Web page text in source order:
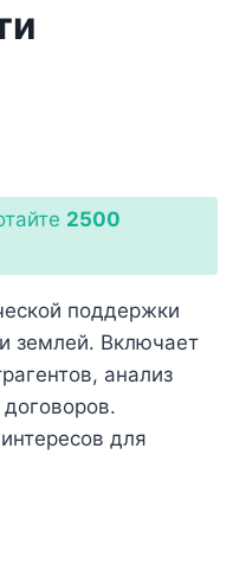
2500
поддержки
землей. Включает
анализ
для